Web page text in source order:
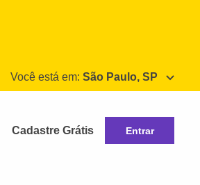
Você está em: São Paulo, SP
Cadastre Grátis Entrar